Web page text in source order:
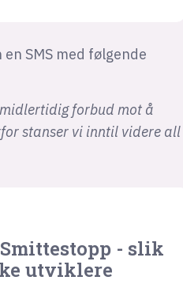
SMS med følgende
forbud mot å
stanser vi inntil videre all
- slik
utviklere